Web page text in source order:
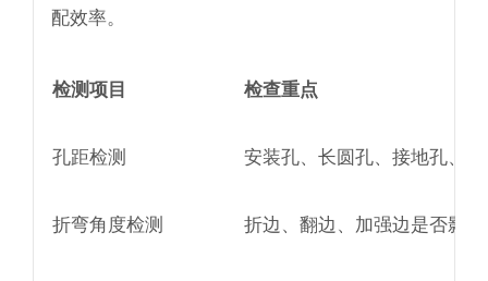
配效率。
检测项目 检查重点
孔距检测 安装孔、长圆孔、接地孔、
折弯角度检测 折边、翻边、加强边是否影